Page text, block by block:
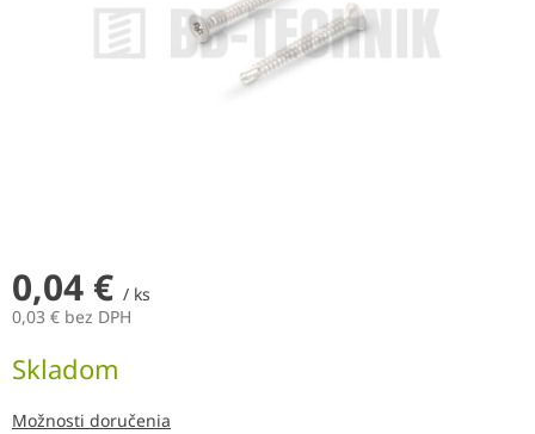
0,04 € / ks
0,03 € bez DPH
cena:
Skladom
Možnosti doručenia